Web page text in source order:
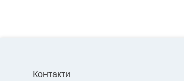
Контакти